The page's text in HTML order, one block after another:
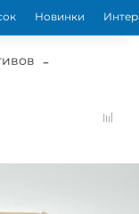
Новинки